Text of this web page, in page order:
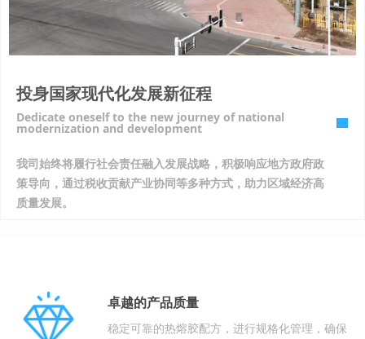
投身国家现代化发展新征程
Dedicate oneself to the new journey of national
modernization and development
我司始终将履行社会责任融入发展战略，积极响应地方政府政
策导向，通过税收贡献产业协同等多种方式，助力区域经济高
质量发展。
卓越的产品质量
稳定可靠的热熔胶配方，进行规格化管理，确保